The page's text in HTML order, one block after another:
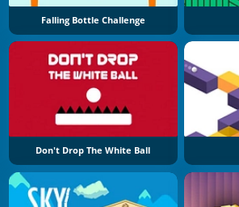
Falling Bottle Challenge
Don't Drop The White Ball